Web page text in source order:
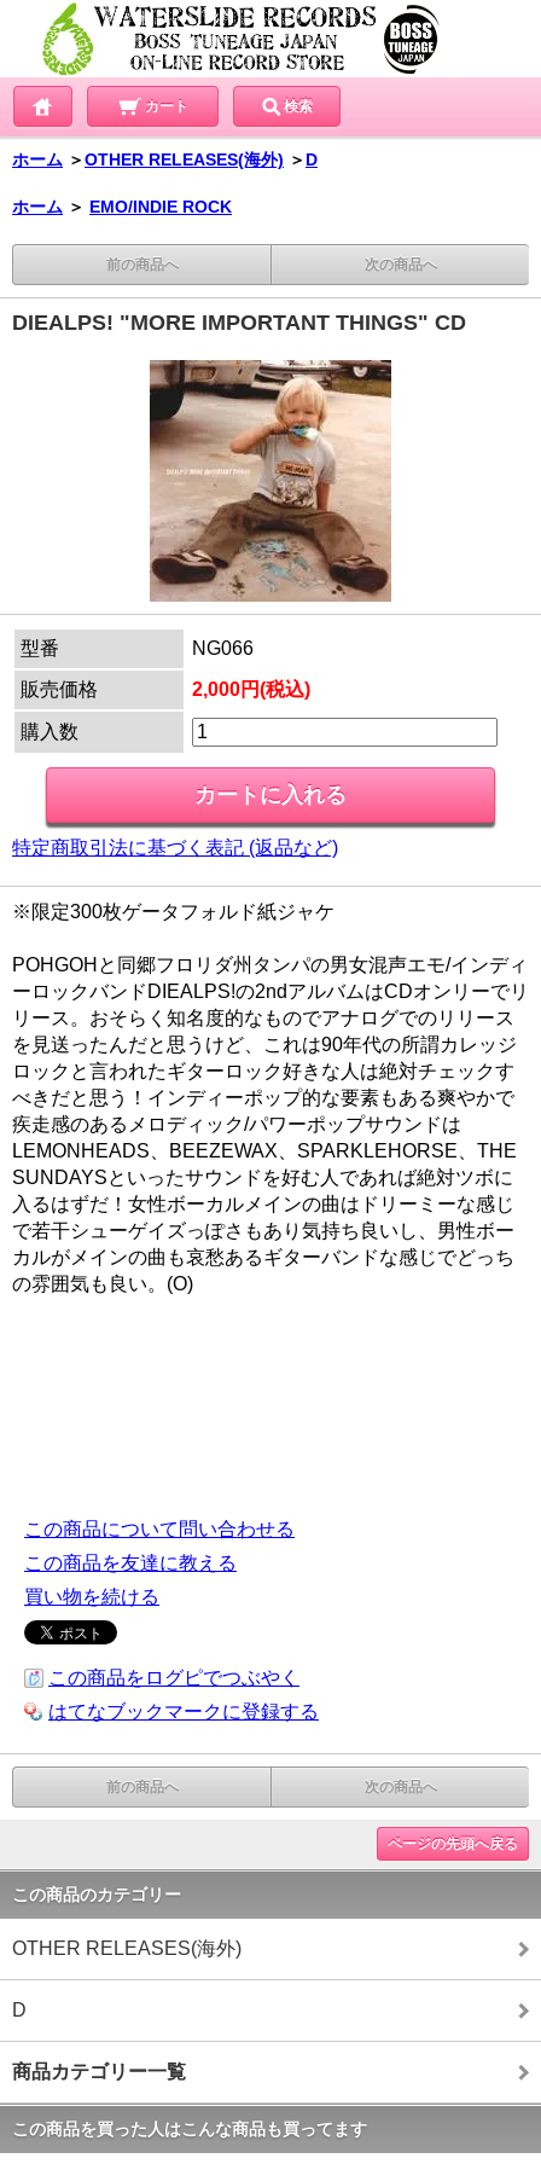
カート 検索
ホーム ＞OTHER RELEASES(海外) ＞ D
ホーム ＞ EMO/INDIE ROCK
前の商品へ 次の商品へ
DIEALPS! "MORE IMPORTANT THINGS" CD
型番
NG066
販売価格
2,000円(税込)
購入数
特定商取引法に基づく表記 (返品など)
※限定300枚ゲータフォルド紙ジャケ
POHGOHと同郷フロリダ州タンパの男女混声エモ/インディ
ーロックバンドDIEALPS!の2ndアルバムはCDオンリーでリ
リース。おそらく知名度的なものでアナログでのリリース
を見送ったんだと思うけど、これは90年代の所謂カレッジ
ロックと言われたギターロック好きな人は絶対チェックす
べきだと思う！インディーポップ的な要素もある爽やかで
疾走感のあるメロディック/パワーポップサウンドは
LEMONHEADS、BEEZEWAX、SPARKLEHORSE、THE
SUNDAYSといったサウンドを好む人であれば絶対ツボに
入るはずだ！女性ボーカルメインの曲はドリーミーな感じ
で若干シューゲイズっぽさもあり気持ち良いし、男性ボー
カルがメインの曲も哀愁あるギターバンドな感じでどっち
の雰囲気も良い。(O)
この商品について問い合わせる
この商品を友達に教える
買い物を続ける
この商品をログピでつぶやく
はてなブックマークに登録する
前の商品へ 次の商品へ
ページの先頭へ戻る
この商品のカテゴリー
OTHER RELEASES(海外)
D
商品カテゴリー一覧
この商品を買った人はこんな商品も買ってます